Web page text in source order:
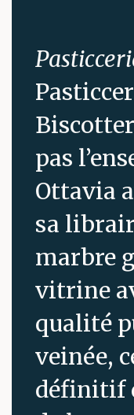
pas
Ottavia
sa
marbre
vitrine
qualité
veinée,
définitif